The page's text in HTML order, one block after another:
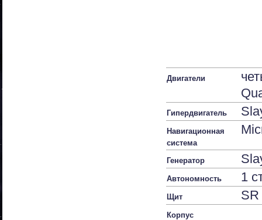
Двигатели
Гипердвигатель
Навигационная
система
Генератор
Автономность 1
Щит SR
Корпус